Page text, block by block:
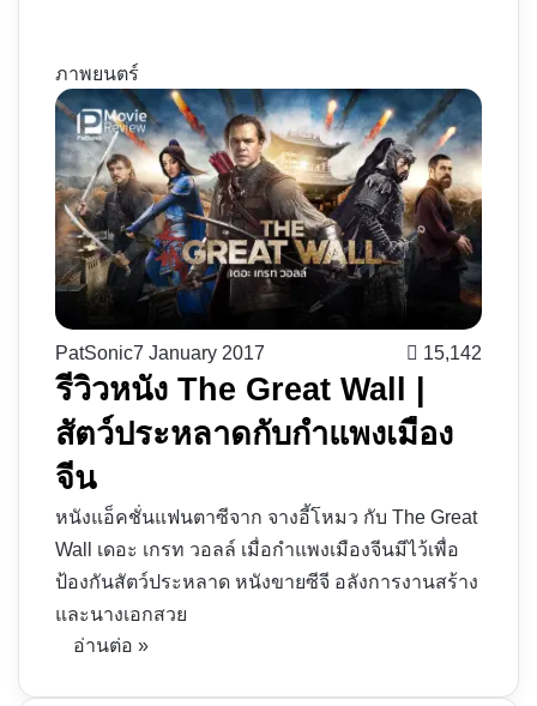
ภาพยนตร์
PatSonic7 January 2017 15,142
รีวิวหนัง The Great Wall |
สัตว์ประหลาดกับกำแพงเมือง
จีน
หนังแอ็คชั่นแฟนตาซีจาก จางอี้โหมว กับ The Great
Wall เดอะ เกรท วอลล์ เมื่อกำแพงเมืองจีนมีไว้เพื่อ
ป้องกันสัตว์ประหลาด หนังขายซีจี อลังการงานสร้าง
และนางเอกสวย
อ่านต่อ »